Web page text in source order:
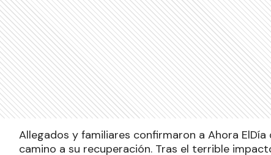
Allegados y familiares confirmaron a Ahora
camino a su recuperación. Tras el terrible